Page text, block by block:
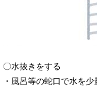
〇水抜きをする
・風呂等の蛇口で水を